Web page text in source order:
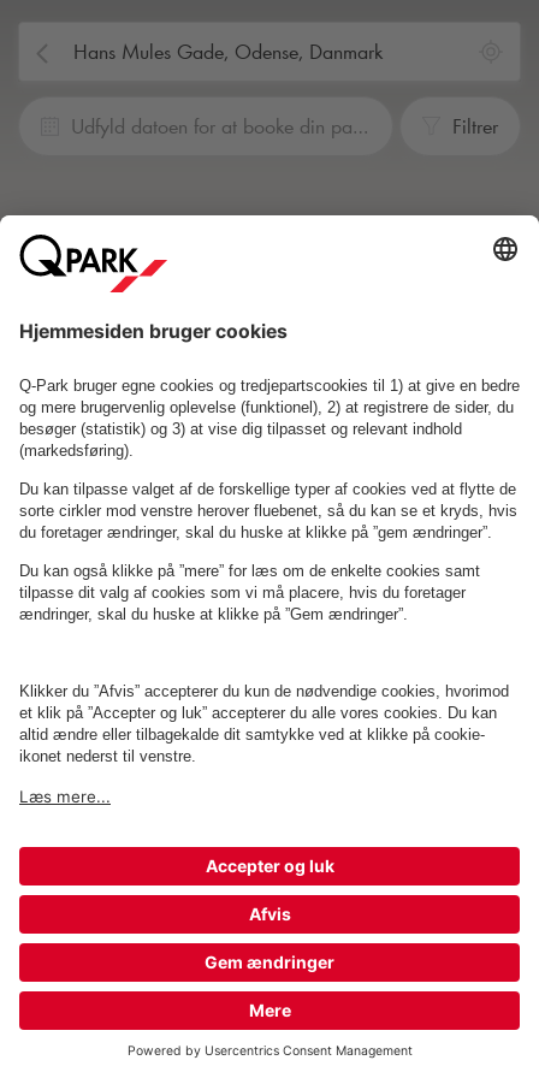
Udfyld datoen for at booke din parkering Filtrer
Q-Park Comwell H.C. Andersen
1 m 4